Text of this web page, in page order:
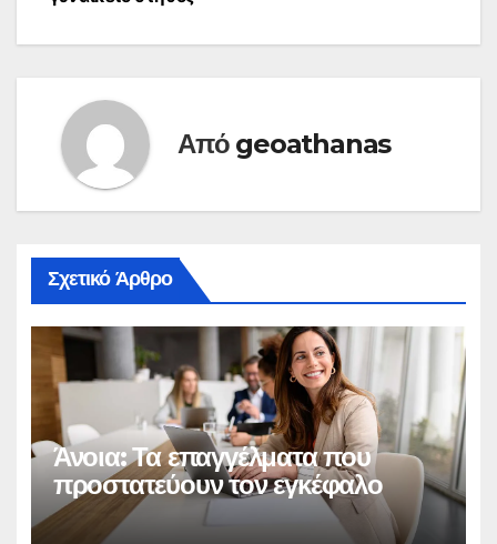
ροχαλητού είναι πολύ
Από geoathanas
Σχετικό Άρθρο
Άνοια: Τα επαγγέλματα που
προστατεύουν τον εγκέφαλο